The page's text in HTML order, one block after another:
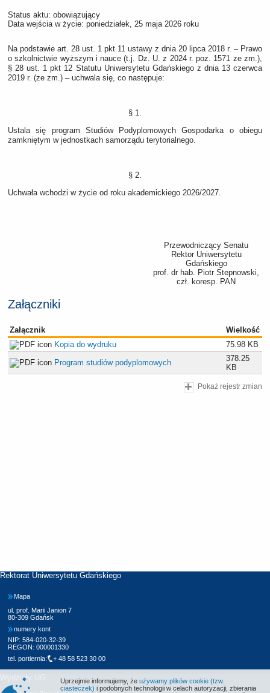
Status aktu: obowiązujący
Data wejścia w życie: poniedziałek, 25 maja 2026 roku
Na podstawie art. 28 ust. 1 pkt 11 ustawy z dnia 20 lipca 2018 r. – Prawo
o szkolnictwie wyższym i nauce (t.j. Dz. U. z 2024 r. poz. 1571 ze zm.),
§ 28 ust. 1 pkt 12 Statutu Uniwersytetu Gdańskiego z dnia 13 czerwca
2019 r. (ze zm.) – uchwala się, co następuje:
§ 1.
Ustala się program Studiów Podyplomowych Gospodarka o obiegu
zamkniętym w jednostkach samorządu terytorialnego.
§ 2.
Uchwała wchodzi w życie od roku akademickiego 2026/2027.
Przewodniczący Senatu
Rektor Uniwersytetu
Gdańskiego
prof. dr hab. Piotr Stepnowski,
czł. koresp. PAN
Załączniki
Załącznik
Wielkość
Kopia do wydruku
75.98 KB
Program studiów podyplomowych
378.25
KB
Pokaż rejestr zmian
Rektorat Uniwersytetu Gdańskiego
Mapa
ul. prof. Marii Janion 7
80-309 Gdańsk
numery kont
NIP: 584-020-32-39
REGON: 000001330
tel. portiernia:
+ 48 58 523 30 00
Wydziały UG Uprzejmie informujemy, że używamy plików cookie (tzw.
ciasteczek) i podobnych technologii w celach autoryzacji, zbierania